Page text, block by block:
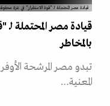
قيادة مصر المحتملة لـ "قوة الاستقرار" في غزة
قيادة مصر المحتملة
بالمخاطر
تبدو مصر المرشحة
المعنية…